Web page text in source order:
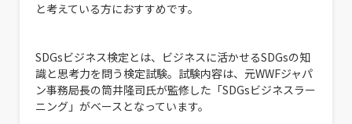
と考えている方におすすめです。
SDGsビジネス検定とは、ビジネスに活かせるSDGsの知
識と思考力を問う検定試験。試験内容は、元WWFジャパ
ン事務局長の筒井隆司氏が監修した「SDGsビジネスラー
ニング」がベースとなっています。